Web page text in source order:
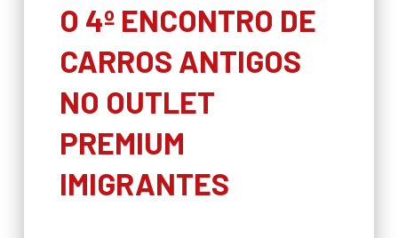
O 4º ENCONTRO DE
CARROS ANTIGOS
NO OUTLET
PREMIUM
IMIGRANTES